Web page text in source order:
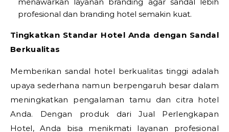
profesional dan branding hotel semakin kuat.
Tingkatkan Standar Hotel Anda dengan Sandal
Berkualitas
Memberikan sandal hotel berkualitas tinggi adalah
upaya sederhana namun berpengaruh besar dalam
meningkatkan pengalaman tamu dan citra hotel
Anda. Dengan produk dari Jual Perlengkapan
Hotel, Anda bisa menikmati layanan profesional